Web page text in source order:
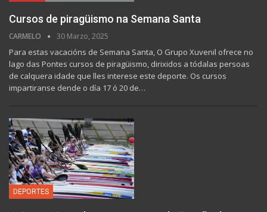
Cursos de piragüismo na Semana Santa
CARMELO 30 Marzo, 2025
Para estas vacacións de Semana Santa, O Grupo Xuvenil ofrece no
lago das Pontes cursos de piragüismo, dirixidos a tódalas persoas
de calquera idade que lles interese este deporte. Os cursos
impartiranse dende o día 17 ó 20 de…
DEPORTES